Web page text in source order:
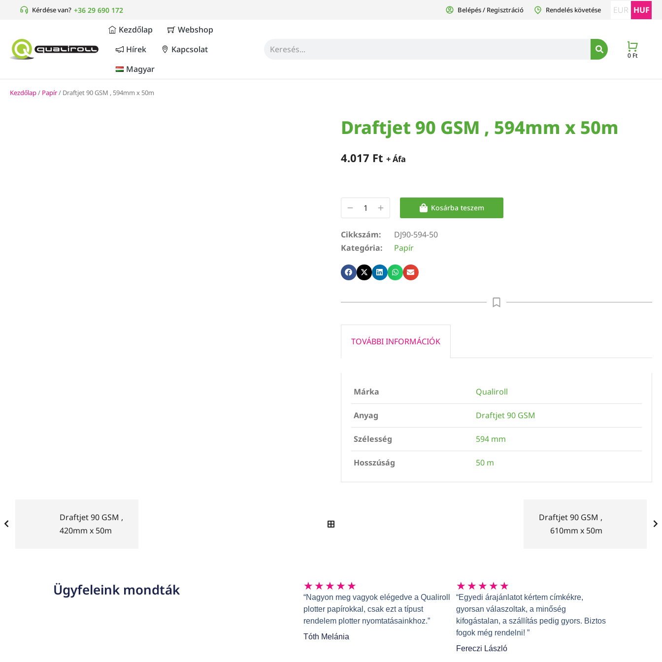
Kérdése van? +36 29 690 172 Belépés / Regisztráció Rendelés követése EUR HUF
Kezdőlap
Webshop
Hírek
Kapcsolat
Magyar
0 Ft
Kezdőlap/ Papír/ Draftjet 90 GSM , 594mm x 50m
Draftjet 90 GSM , 594mm x 50m
4.017 Ft + Áfa
Kosárba teszem
Cikkszám:
DJ90-594-50
Kategória:
Papír
TOVÁBBI INFORMÁCIÓK
Márka Qualiroll
Anyag Draftjet 90 GSM
Szélesség 594 mm
Hosszúság 50 m
Draftjet 90 GSM ,
420mm x 50m
Draftjet 90 GSM ,
610mm x 50m
Ügyfeleink mondták ★ ★ ★ ★ ★
“Nagyon meg vagyok elégedve a Qualiroll
plotter papírokkal, csak ezt a típust
rendelem plotter nyomtatásainkhoz.”
Tóth Melánia
★ ★ ★ ★ ★
“Egyedi árajánlatot kértem címkékre,
gyorsan válaszoltak, a minőség
kifogástalan, a szállítás pedig gyors. Biztos
fogok még rendelni! ”
Fereczi László